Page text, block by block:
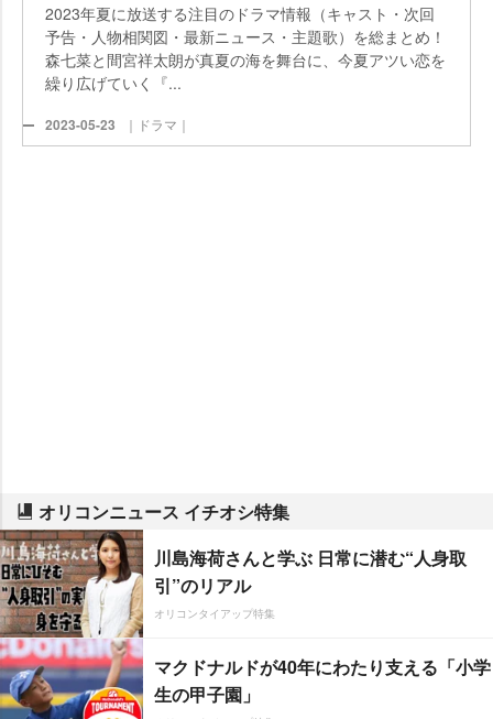
2023年夏に放送する注目のドラマ情報（キャスト・次回
予告・人物相関図・最新ニュース・主題歌）を総まとめ！
森七菜と間宮祥太朗が真夏の海を舞台に、今夏アツい恋を
繰り広げていく『...
2023-05-23 ｜ドラマ｜
オリコンニュース イチオシ特集
川島海荷さんと学ぶ 日常に潜む“人身取
引”のリアル
オリコンタイアップ特集
マクドナルドが40年にわたり支える「小学
生の甲子園」